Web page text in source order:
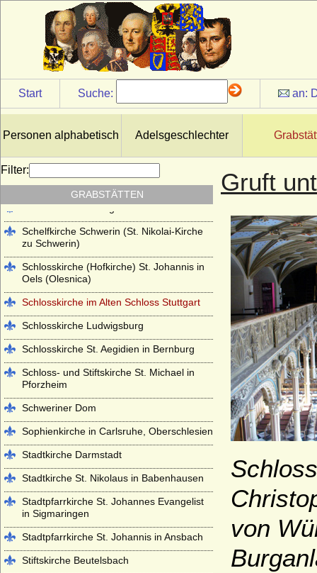
Start Suche: an:
Personen alphabetisch Adelsgeschlechter
Gruft
von
Filter:
GRABSTÄTTEN
Kloster Lehnin
Lambertikirche in Aurich
Marienkirche Hanau (ehemals Reformierte
Kirche Hanau)
Martinskirche Kassel
Mausoleum im Schlosspark
(Offenbach a.M.)
Mausoleum Stadthagen
Parkfriedhof Meiningen
Schelfkirche Schwerin (St. Nikolai-Kirche
zu Schwerin)
Schlosskirche (Hofkirche) St. Johannis in
Oels (Olesnica)
Schlosskirche im Alten Schloss Stuttgart
Schlosskirche Ludwigsburg
Schlosskirche St. Aegidien in Bernburg
Schloss- und Stiftskirche St. Michael in
Pforzheim
Schweriner Dom
Sophienkirche in Carlsruhe, Oberschlesien
Stadtkirche Darmstadt
Stadtkirche St. Nikolaus in Babenhausen
Stadtpfarrkirche St. Johannes Evangelist
in Sigmaringen
Stadtpfarrkirche St. Johannis in Ansbach
Stiftskirche Beutelsbach